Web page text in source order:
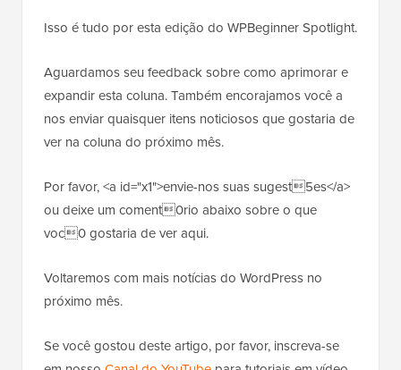
Isso é tudo por esta edição do WPBeginner Spotlight.
Aguardamos seu feedback sobre como aprimorar e
expandir esta coluna. Também encorajamos você a
nos enviar quaisquer itens noticiosos que gostaria de
ver na coluna do próximo mês.
Por favor, <a id="x1">envie-nos suas sugest5es</a>
ou deixe um coment0rio abaixo sobre o que
voc0 gostaria de ver aqui.
Voltaremos com mais notícias do WordPress no
próximo mês.
Se você gostou deste artigo, por favor, inscreva-se